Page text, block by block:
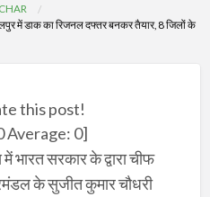
में डाक का रिजनल दफ्तर बनकर तैयार, 8 जिलों के
this post!
Average: 0]
सरकार के द्वारा चीफ
के सुजीत कुमार चौधरी